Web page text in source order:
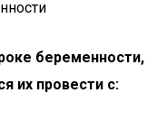
беременности,
их провести с: